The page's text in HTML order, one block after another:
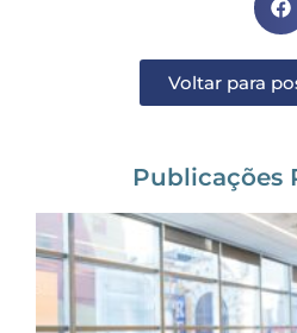
Voltar para
Publicações